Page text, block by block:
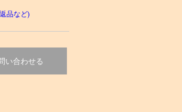
品など)
い合わせる